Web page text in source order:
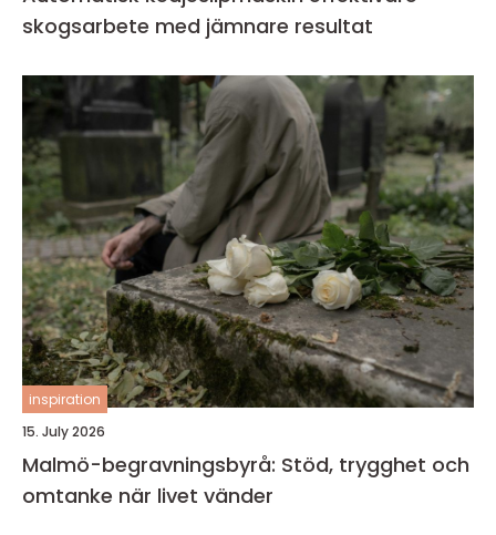
skogsarbete med jämnare resultat
inspiration
15. July 2026
Malmö-begravningsbyrå: Stöd, trygghet och
omtanke när livet vänder